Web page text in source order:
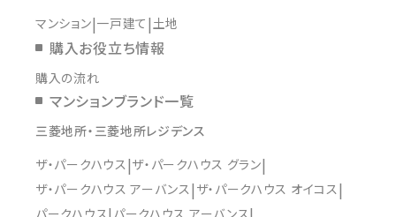
マンション 一戸建て 土地
購入お役立ち情報
購入の流れ
マンションブランド一覧
三菱地所・三菱地所レジデンス
ザ・パークハウス ザ・パークハウス グラン
ザ・パークハウス アーバンス ザ・パークハウス オイコス